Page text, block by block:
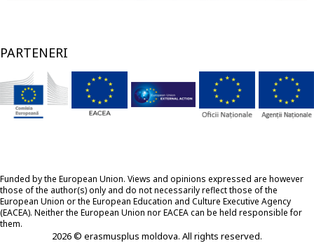
PARTENERI
Funded by the European Union. Views and opinions expressed are however
those of the author(s) only and do not necessarily reflect those of the
European Union or the European Education and Culture Executive Agency
(EACEA). Neither the European Union nor EACEA can be held responsible for
them.
2026 © erasmusplus moldova. All rights reserved.